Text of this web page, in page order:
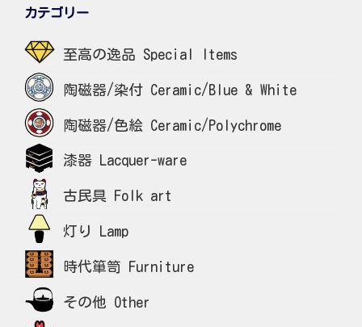
カテゴリー
至高の逸品 Special Items
陶磁器/染付 Ceramic/Blue & White
陶磁器/色絵 Ceramic/Polychrome
漆器 Lacquer-ware
古民具 Folk art
灯り Lamp
時代箪笥 Furniture
その他 Other